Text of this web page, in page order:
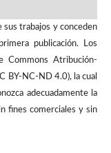
sus trabajos y conceden
publicación. Los
Commons Atribución-
BY-NC-ND 4.0), la cual
adecuadamente la
fines comerciales y sin